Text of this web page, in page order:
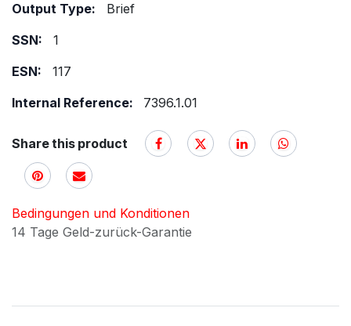
Output Type:
Brief
SSN:
1
ESN:
117
Internal Reference:
7396.1.01
Share this product
Bedingungen und Konditionen
14 Tage Geld-zurück-Garantie